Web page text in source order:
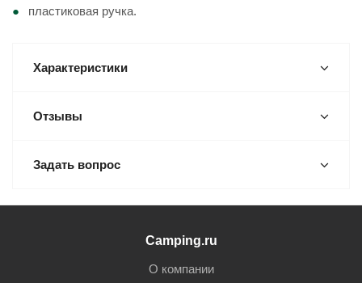
пластиковая ручка.
Характеристики
Отзывы
Задать вопрос
Camping.ru
О компании